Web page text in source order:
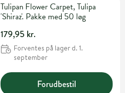
Tulipan Flower Carpet, Tulipa
'Shiraz'. Pakke med 50 løg
179,95 kr.
Forventes på lager d. 1.
september
Forudbestil